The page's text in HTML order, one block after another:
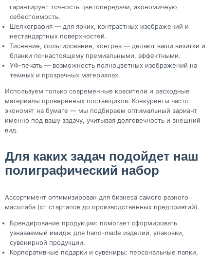
гарантирует точность цветопередачи, экономичную
себестоимость.
Шелкография — для ярких, контрастных изображений и
нестандартных поверхностей.
Тиснение, фольгирование, конгрев — делают ваши визитки и
бланки по-настоящему премиальными, эффектными.
УФ-печать — возможность полноцветных изображений на
темных и прозрачных материалах.
Используем только современные красители и расходные
материалы проверенных поставщиков. Конкуренты часто
экономят на бумаге — мы подбираем оптимальный вариант
именно под вашу задачу, учитывая долговечность и внешний
вид.
Для каких задач подойдет наш
полиграфический набор
Ассортимент оптимизирован для бизнеса самого разного
масштаба (от стартапов до производственных предприятий).
Брендирование продукции: помогает сформировать
узнаваемый имидж для hand-made изделий, упаковки,
сувенирной продукции.
Корпоративные подарки и сувениры: персональные папки,